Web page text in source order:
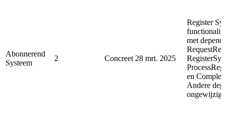
Abonnerend
Systeem
2 Concreet 28 mrt. 2025
Register
met
en
Andere